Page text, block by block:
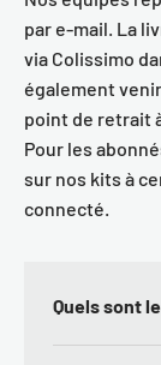
par e-mail. La
via Colissimo
également
point de retrait
Pour les
sur nos kits à
connecté.
Quels sont